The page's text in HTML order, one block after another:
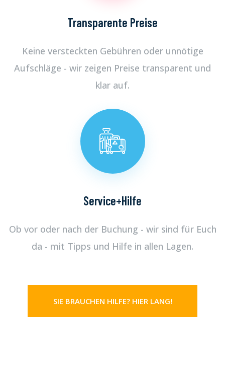
Transparente Preise
Keine versteckten Gebühren oder unnötige
Aufschläge - wir zeigen Preise transparent und
klar auf.
Service+Hilfe
Ob vor oder nach der Buchung - wir sind für Euch
da - mit Tipps und Hilfe in allen Lagen.
SIE BRAUCHEN HILFE? HIER LANG!